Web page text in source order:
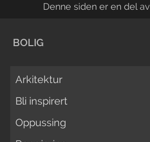
Denne siden er en del av
BOLIG
Arkitektur
Bli inspirert
Oppussing